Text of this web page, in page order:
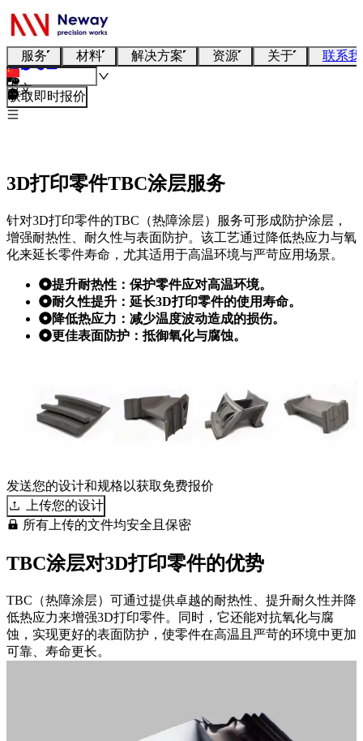
服务 材料 解决方案 资源 关于 联系
中文
获取即时报价
3D打印零件TBC涂层服务
针对3D打印零件的TBC（热障涂层）服务可形成防护涂层，
增强耐热性、耐久性与表面防护。该工艺通过降低热应力与氧
化来延长零件寿命，尤其适用于高温环境与严苛应用场景。
提升耐热性：保护零件应对高温环境。
耐久性提升：延长3D打印零件的使用寿命。
降低热应力：减少温度波动造成的损伤。
更佳表面防护：抵御氧化与腐蚀。
发送您的设计和规格以获取免费报价
上传您的设计
所有上传的文件均安全且保密
TBC涂层对3D打印零件的优势
TBC（热障涂层）可通过提供卓越的耐热性、提升耐久性并降
低热应力来增强3D打印零件。同时，它还能对抗氧化与腐
蚀，实现更好的表面防护，使零件在高温且严苛的环境中更加
可靠、寿命更长。